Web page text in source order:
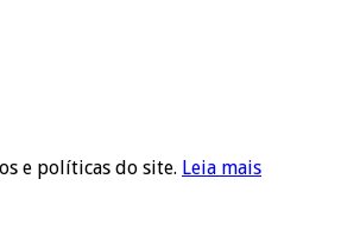
e políticas do site. Leia mais